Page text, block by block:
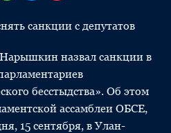
санкции с депутатов
назвал санкции в
бесстыдства». Об этом
ассамблеи ОБСЕ,
15 сентября, в Улан-